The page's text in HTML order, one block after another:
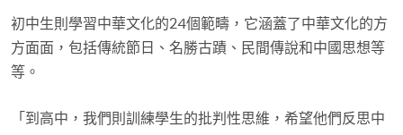
初中生則學習中華文化的24個範疇，它涵蓋了中華文化的方
方面面，包括傳統節日、名勝古蹟、民間傳說和中國思想等
等。
「到高中，我們則訓練學生的批判性思維，希望他們反思中